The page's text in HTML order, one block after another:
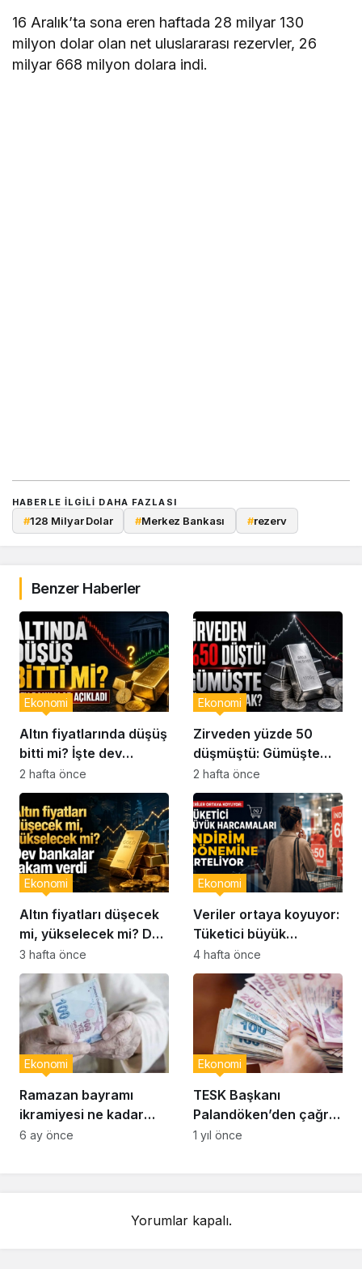
16 Aralık’ta sona eren haftada 28 milyar 130
milyon dolar olan net uluslararası rezervler, 26
milyar 668 milyon dolara indi.
HABERLE ILGILI DAHA FAZLASI
#128 Milyar Dolar #Merkez Bankası #rezerv
Benzer Haberler
Altın fiyatlarında düşüş
bitti mi? İşte dev
bankaların son
analizleri
Ekonomi
2 hafta önce
Zirveden yüzde 50
düşmüştü: Gümüşte
yön ne olacak?
Ekonomi
2 hafta önce
Altın fiyatları düşecek
mi, yükselecek mi? Dev
bankalar rakam verdi…
Ekonomi
3 hafta önce
Veriler ortaya koyuyor:
Tüketici büyük
harcamaları indirim
dönemine erteliyor
Ekonomi
4 hafta önce
Ramazan bayramı
ikramiyesi ne kadar
olacak? Emekli bayram
Ekonomi
6 ay önce
TESK Başkanı
Palandöken’den çağrı:
‘Daha fazla
Ekonomi
1 yıl önce
Yorumlar kapalı.